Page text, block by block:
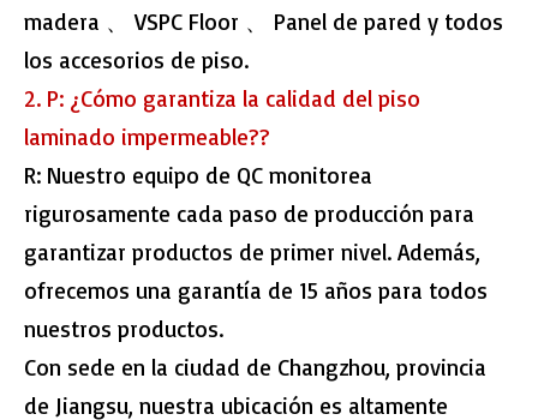
madera 、 VSPC Floor 、 Panel de pared y todos
los accesorios de piso.
2. P: ¿Cómo garantiza la calidad del piso
laminado impermeable??
R: Nuestro equipo de QC monitorea
rigurosamente cada paso de producción para
garantizar productos de primer nivel. Además,
ofrecemos una garantía de 15 años para todos
nuestros productos.
Con sede en la ciudad de Changzhou, provincia
de Jiangsu, nuestra ubicación es altamente